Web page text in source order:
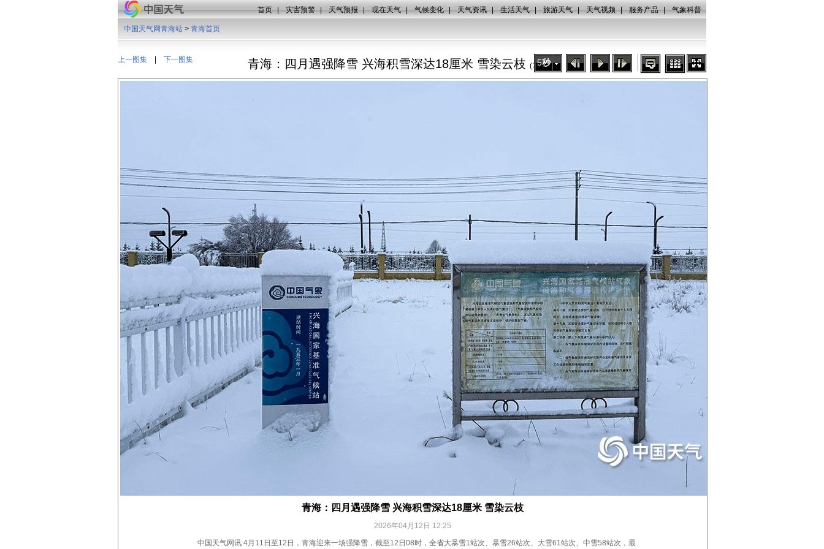
首页 | 灾害预警 | 天气预报 | 现在天气 | 气候变化 | 天气资讯 | 生活天气 | 旅游天气 | 天气视频 | 服务产品 | 气象科普
上一图集 下一图集
中国天气网青海站 > 青海首页
青海：四月遇强降雪 兴海积雪深达18厘米 雪染云枝 (1/7)
5秒
青海：四月遇强降雪 兴海积雪深达18厘米 雪染云枝
2026年04月12日 12:25
中国天气网讯 4月11日至12日，青海迎来一场强降雪，截至12日08时，全省大暴雪1站次、暴雪26站次、大雪61站次、中雪58站次，最